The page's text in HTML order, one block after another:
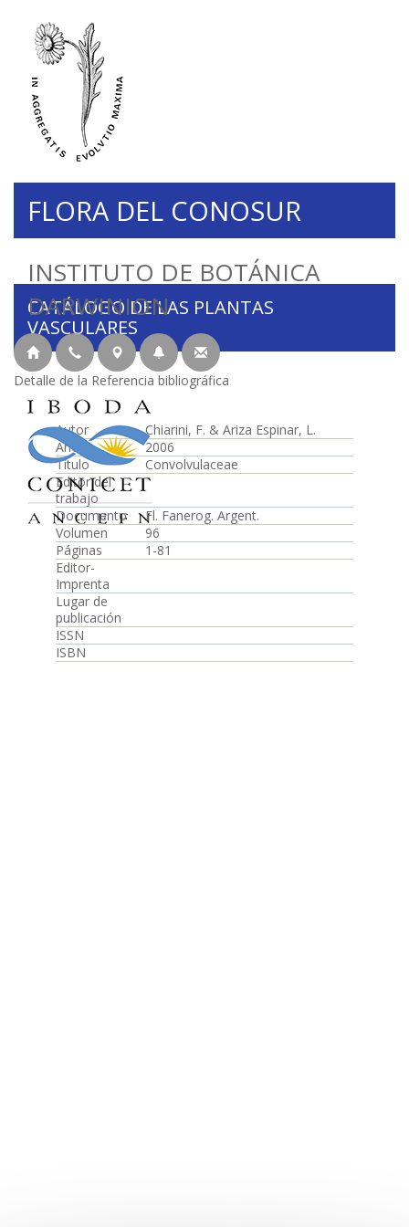
INSTITUTO DE BOTÁNICA
DARWINION
FLORA DEL CONOSUR
CATÁLOGO DE LAS PLANTAS
VASCULARES
Detalle de la Referencia bibliográfica
Autor
Chiarini, F. & Ariza Espinar, L.
Año
2006
Título
Convolvulaceae
Editor del
trabajo
Documento
Fl. Fanerog. Argent.
Volumen
96
Páginas
1-81
Editor-
Imprenta
Lugar de
publicación
ISSN
ISBN